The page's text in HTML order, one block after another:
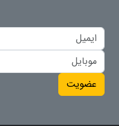
عضویت